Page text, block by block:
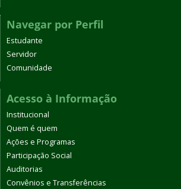
Navegar por Perfil
Estudante
Servidor
Comunidade
Acesso à Informação
Institucional
Quem é quem
Ações e Programas
Participação Social
Auditorias
Convênios e Transferências